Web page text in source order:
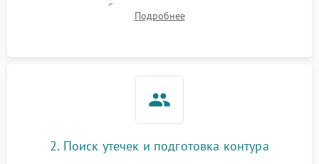
1000 ₽
1800 ₽
сопротивления обмоток мотора, проверка термостата и
считывание кодов ошибок с электронного дисплея.
Подробнее
2. Поиск утечек и подготовка контура